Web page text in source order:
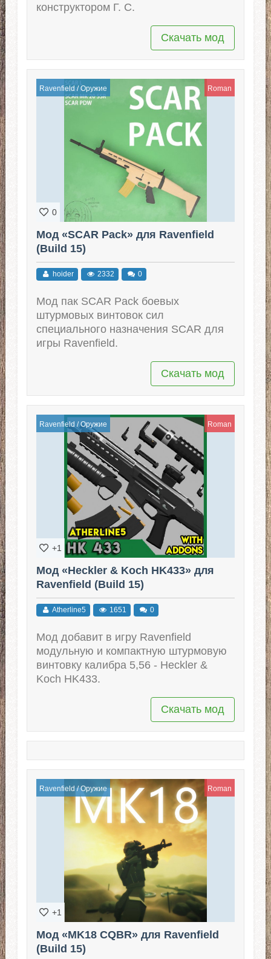
конструктором Г. С.
Скачать мод
Ravenfield /Оружие Roman
0
Мод «SCAR Pack» для Ravenfield
(Build 15)
hoider 2332 0
Мод пак SCAR Pack боевых
штурмовых винтовок сил
специального назначения SCAR для
игры Ravenfield.
Скачать мод
Ravenfield /Оружие Roman
+1
Мод «Heckler & Koch HK433» для
Ravenfield (Build 15)
Atherline5 1651 0
Мод добавит в игру Ravenfield
модульную и компактную штурмовую
винтовку калибра 5,56 - Heckler &
Koch HK433.
Скачать мод
Ravenfield/Оружие Roman
+1
Мод «MK18 CQBR» для Ravenfield
(Build 15)